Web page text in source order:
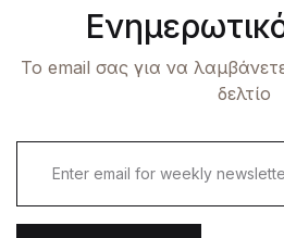
Το email σας για να
δελτίο